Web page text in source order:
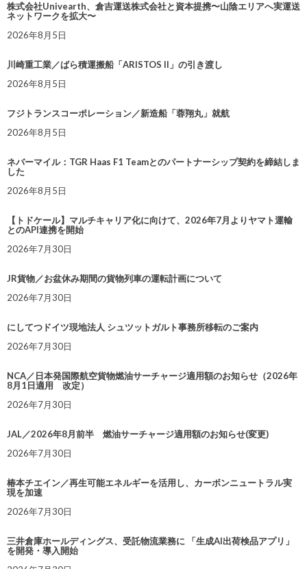
株式会社Univearth、倉吉運送株式会社と資本提携〜山陰エリアへ実運送
ネットワークを拡大〜
2026年8月5日
川崎重工業／ばら積運搬船「ARISTOS II」の引き渡し
2026年8月5日
フジトランスコーポレーション／新造船「蓉翔丸」就航
2026年8月5日
ネバーマイル：TGR Haas F1 Teamとのパートナーシップ契約を締結しま
した
2026年8月5日
【トドケール】マルチキャリア化に向けて、2026年7月よりヤマト運輸
とのAPI連携を開始
2026年7月30日
JR貨物／お盆休み期間の貨物列車の運転計画について
2026年7月30日
にしてつドイツ現地法人 シュツットガルト事務所移転のご案内
2026年7月30日
NCA／日本発国際航空貨物燃油サーチャージ適用額のお知らせ（2026年
8月1日適用 改定）
2026年7月30日
JAL／2026年8月前半 燃油サーチャージ適用額のお知らせ(変更)
2026年7月30日
椿本チエイン／再生可能エネルギーを活用し、カーボンニュートラル実
現を加速
2026年7月30日
三井倉庫ホールディングス、受託物流業務に 「生成AI出荷検品アプリ」
を開発・導入開始